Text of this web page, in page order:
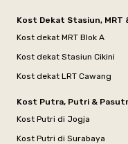
Kost Dekat Stasiun, MRT
Kost dekat MRT Blok A
Kost dekat Stasiun Cikini
Kost dekat LRT Cawang
Kost Putra, Putri &
Kost Putri di Jogja
Kost Putri di Surabaya